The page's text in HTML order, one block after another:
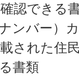
認できる
ンバー）
された住
書類